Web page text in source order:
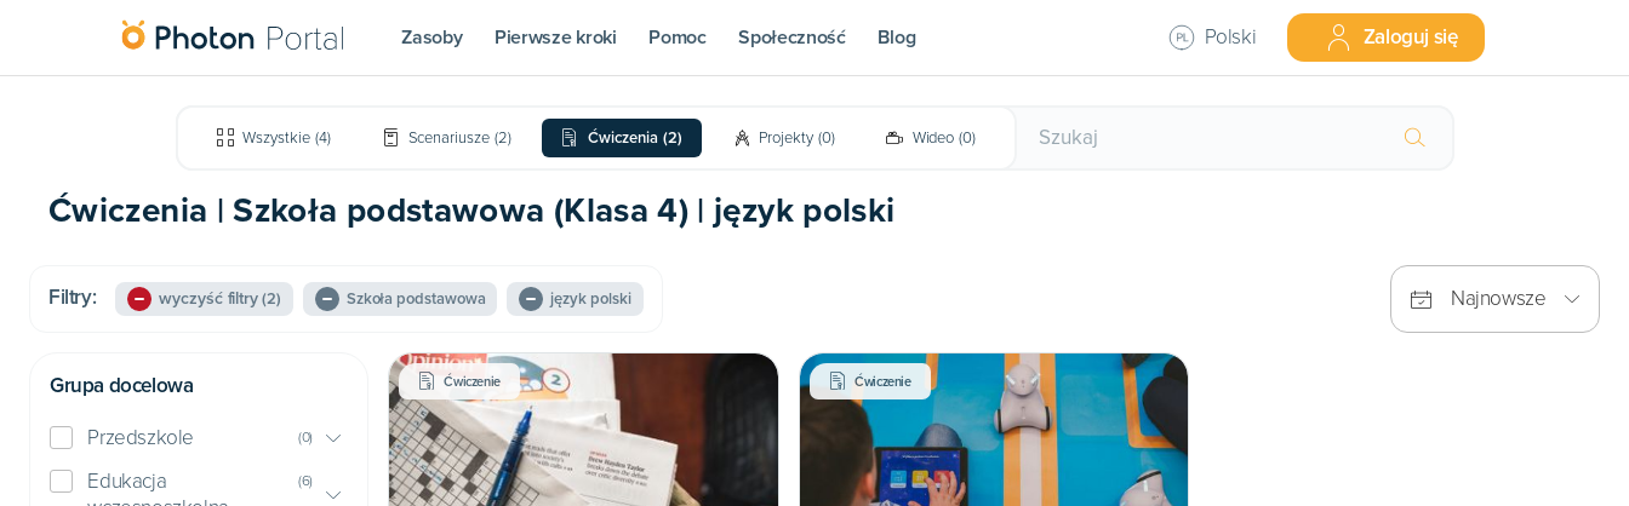
Zasoby Pierwsze kroki Pomoc Społeczność Blog Polski Zaloguj się
Wszystkie (4) Scenariusze (2) Ćwiczenia (2) Projekty (0) Wideo (0)
Ćwiczenia | Szkoła podstawowa (Klasa 4) | język polski
Filtry: wyczyść filtry(2) Szkoła podstawowa język polski Najnowsze
Grupa docelowa
Przedszkole (0)
Edukacja
(6)
Ćwiczenie Ćwiczenie